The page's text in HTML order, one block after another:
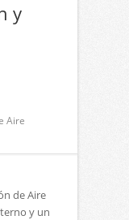
y
Aire
de Aire
y un